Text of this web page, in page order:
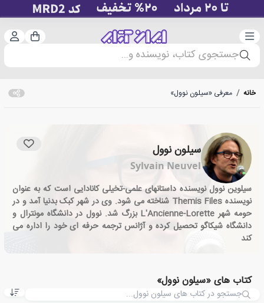
دسته‌بندی سبد
جستجوی کتاب، نویسنده و...
خانه / معرفی «سیلون نوول»
سیلون نوول
Sylvain Neuvel
سیلوین نوول نویسنده داستانهای علمی-تخیلی کانادایی است که به عنوان
نویسنده Themis Files شناخته می شود. وی در شهر کبک بدنیا آمد و در
حومه شهر L'Ancienne-Lorette بزرگ شد. نوول در دانشگاه مونترال و
دانشگاه شیکاگو تحصیل کرده و آژانس ترجمه حرفه ای خود را اداره می
کند
کتاب های «سیلون نوول»